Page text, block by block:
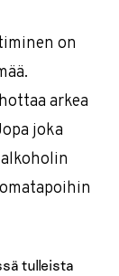
on
arkea
joka
tulleista